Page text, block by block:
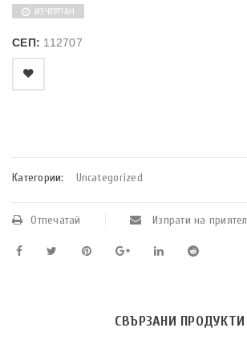
ИЗЧЕРПАН
СЕП: 112707
Категории: Uncategorized
Отпечатай Изпрати на приятел
СВЪРЗАНИ ПРОДУКТИ